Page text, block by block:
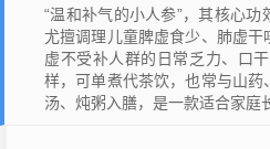
“温和补气的小人参”，其核心功
尤擅调理儿童脾虚食少、肺虚
虚不受补人群的日常乏力、口
样，可单煮代茶饮，也常与山
汤、炖粥入膳，是一款适合家庭